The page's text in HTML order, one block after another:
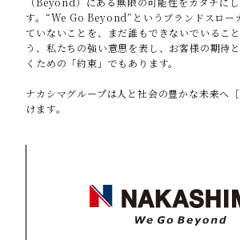
す。“We Go Beyond”というブランドスロー
ていないことを、まだ誰もできないでいるこ
う、私たちの強い意思を表し、お客様の期待
くための「約束」でもあります。
ナカシマグループは人と社会の豊かな未来へ
けます。